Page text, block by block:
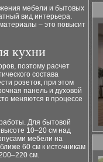
мебели и бытовых
вид интерьера.
– это повысит
кухни
поэтому расчет
состава
розеток, при этом
панель и духовой
меняются в процессе
Для бытовой
10–20 см над
мебели на
60 см к источникам
см.